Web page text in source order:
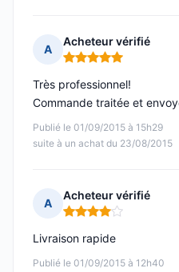
A
Acheteur vérifié
Note : 5 sur 5
Publié le 01/09/2015 à 15h29
suite à un achat du 23/08/2015
Très professionnel!
Commande traitée et
A
Acheteur vérifié
Note : 4 sur 5
Publié le 01/09/2015 à 12h40
Livraison rapide